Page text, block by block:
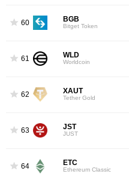
60 BGB
Bitget Token
61 WLD
Worldcoin
62 XAUT
Tether Gold
63 JST
JUST
64 ETC
Ethereum Classic